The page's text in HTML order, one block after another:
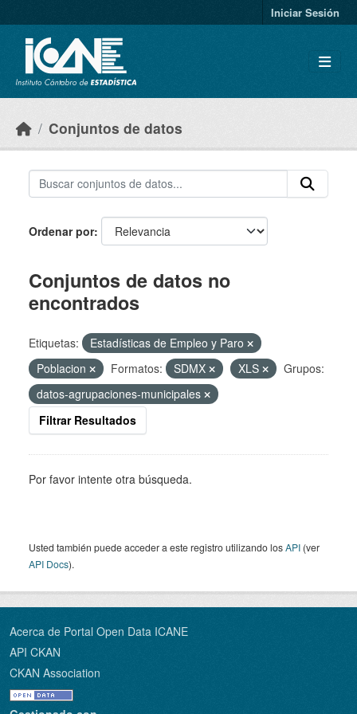
Iniciar Sesión
Conjuntos de datos
Ordenar por
Conjuntos de datos no
encontrados
Etiquetas:
Estadísticas de Empleo y Paro
Poblacion
Formatos: SDMX XLS
Grupos:
datos-agrupaciones-municipales
Filtrar Resultados
Por favor intente otra búsqueda.
Usted también puede acceder a este registro utilizando losAPI (ver
API Docs).
Acerca de Portal Open Data ICANE
API CKAN
CKAN Association